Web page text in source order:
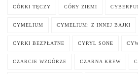
CÓRKI TĘCZY CÓRY ZIEMI
CYMELIUM CYMELIUM: Z INNEJ BAJKI
CYRKI BEZPŁATNE CYRYL SONE
CZARCIE WZGÓRZE CZARNA KREW